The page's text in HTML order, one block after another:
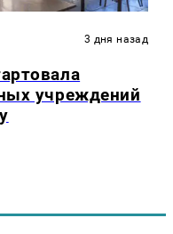
3 дня назад
учреждений